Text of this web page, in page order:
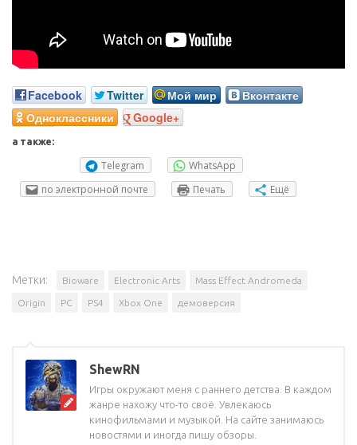
Facebook Twitter Мой мир
Вконтакте
Одноклассники
Google+
а также:
Telegram
WhatsApp
по электронной почте
Печать Ещё
Метки: Bioware Electronic Arts Mass Effect Andromeda
Origin PC PS4 Xbox One демоверсия
ShewRN
Игры окружают меня с раннего детства. В каждом
жанре нахожу что-то своё. Увлекаюсь
кинофильмами и музыкой. На сайте занимаюсь
новостями и иногда пишу обзоры.